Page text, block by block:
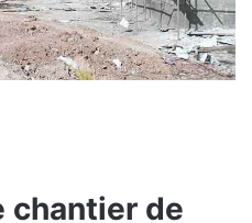
chantier de